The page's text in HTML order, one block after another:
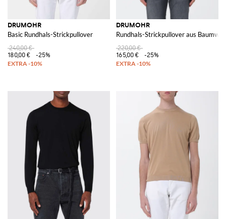
DRUMOHR
Basic Rundhals-Strickpullover
240,00 €
180,00 €
-25%
DRUMOHR
Rundhals-Strickpullover aus
220,00 €
165,00 €
-25%